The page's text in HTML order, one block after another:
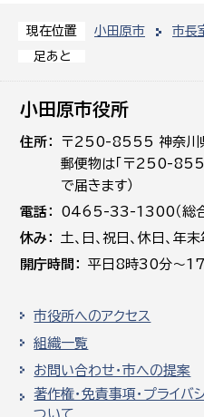
現在位置 小田原市 市長
足あと
小田原市役所
住所
〒250-8555 神奈川
郵便物は「〒250-
で届きます）
電話
0465-33-1300（総合
休み
土､日､祝日、休日、
開庁時間
平日8時30分～
市役所へのアクセス
組織一覧
お問い合わせ・市への提案
著作権・免責事項・プライバ
ついて